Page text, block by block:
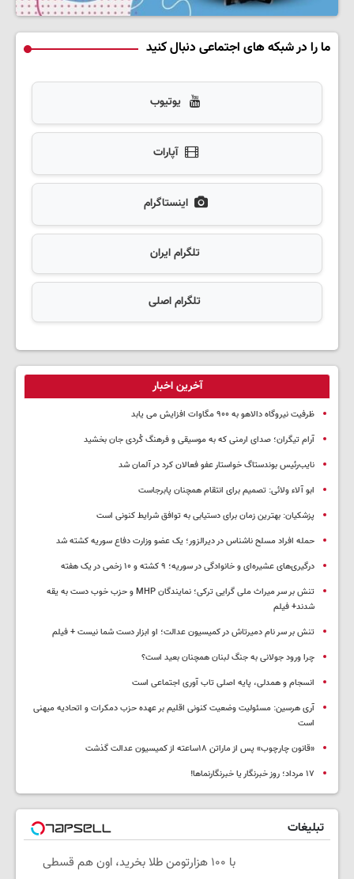
ما را در شبکه های اجتماعی دنبال کنید
یوتیوب
آپارات
اینستاگرام
تلگرام ایران
تلگرام اصلی
آخرین اخبار
ظرفیت نیروگاه دالاهو به ۹۰۰ مگاوات افزایش می یابد
آرام تیگران؛ صدای ارمنی که به موسیقی و فرهنگ کُردی جان بخشید
نایب‌رئیس بوندستاگ خواستار عفو فعالان کرد در آلمان شد
ابو آلاء ولائی: تصمیم برای انتقام همچنان پابرجاست
پزشکیان‌: بهترین زمان برای دستیابی به توافق شرایط کنونی است
حمله افراد مسلح ناشناس در دیرالزور؛ یک عضو وزارت دفاع سوریه کشته شد
درگیری‌های عشیره‌ای و خانوادگی در سوریه؛ ۹ کشته و ۱۰ زخمی در یک هفته
تنش بر سر میراث ملی گرایی ترکی؛ نمایندگان MHP و حزب خوب دست به یقه
شدند+ فیلم
تنش بر سر نام دمیرتاش در کمیسیون عدالت؛ او ابزار دست شما نیست + فیلم
چرا ورود جولانی به جنگ لبنان همچنان بعید است؟
انسجام و همدلی، پایه اصلی تاب آوری اجتماعی است
آری هرسین: مسئولیت وضعیت کنونی اقلیم بر عهده حزب دمکرات و اتحادیه میهنی
است
«قانون چارچوب» پس از ماراتن ۱۸ساعته از کمیسیون عدالت گذشت
١٧ مرداد؛ روز خبرنگار یا خبرنگارنماها!
تبلیغات
با ۱۰۰ هزارتومن طلا بخرید، اون هم قسطی